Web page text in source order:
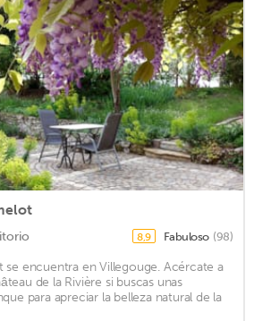
8,9 Fabuloso (98)
se encuentra en Villegouge. Acércate a
de la Rivière si buscas unas
para apreciar la belleza natural de la